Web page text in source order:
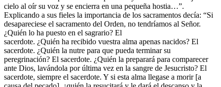
cielo al oír su voz y se encierra en una pequeña hostia…”.
Explicando a sus fieles la importancia de los sacramentos decía: “Si
desapareciese el sacramento del Orden, no tendríamos al Señor.
¿Quién lo ha puesto en el sagrario? El
sacerdote. ¿Quién ha recibido vuestra alma apenas nacidos? El
sacerdote. ¿Quién la nutre para que pueda terminar su
peregrinación? El sacerdote. ¿Quién la preparará para comparecer
ante Dios, lavándola por última vez en la sangre de Jesucristo? El
sacerdote, siempre el sacerdote. Y si esta alma llegase a morir [a